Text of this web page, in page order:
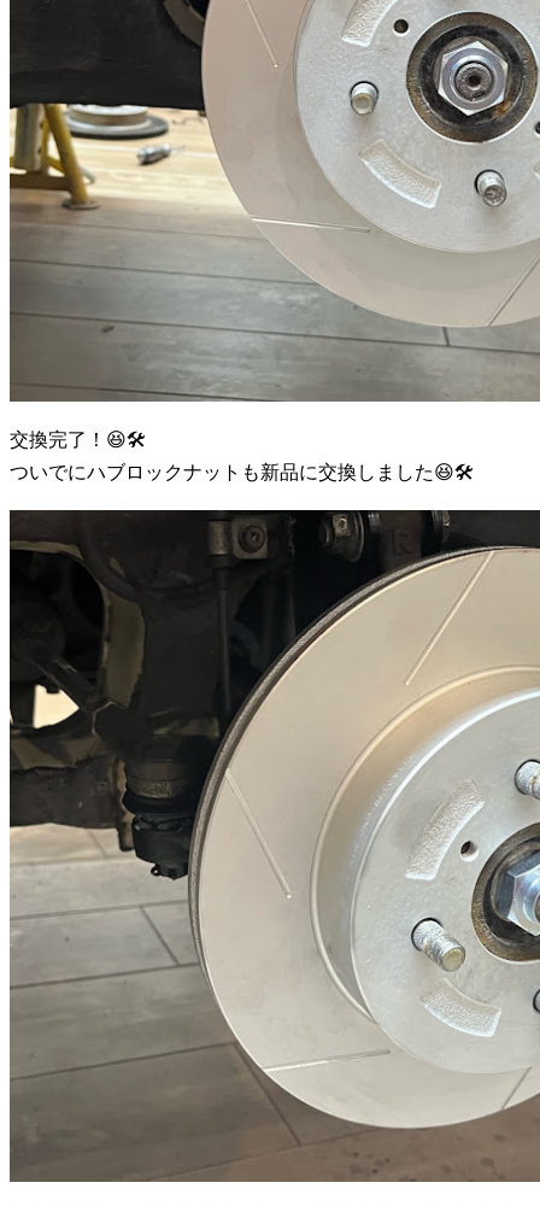
交換完了！😆🛠️
ついでにハブロックナットも新品に交換しました😆🛠️